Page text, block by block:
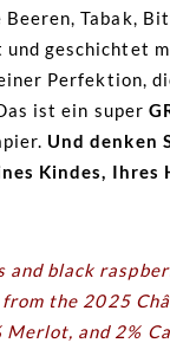
Tabak,
geschichtet
Perfektion,
ist ein super
Und denken
Kindes,
and black
the 2025
Merlot, and 2%